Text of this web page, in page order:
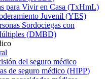
para Vivir en Casa (TxHmL)
Juvenil (YES)
Sordociegas con
(DMBD)
del seguro médico
de seguro médico (HIPP)